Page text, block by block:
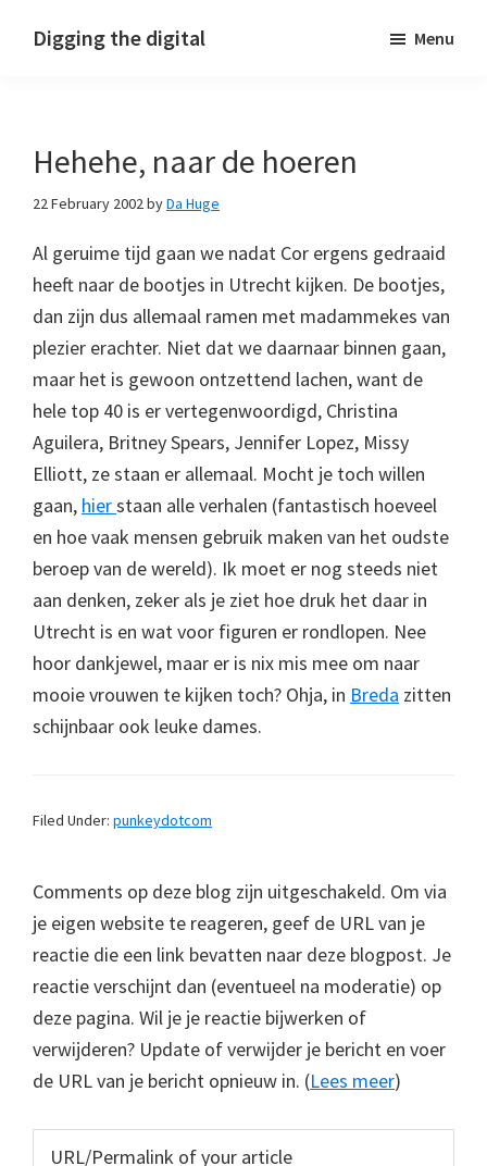
Digging the digital Menu
Hehehe, naar de hoeren
22 February 2002byDa Huge
Al geruime tijd gaan we nadat Cor ergens gedraaid
heeft naar de bootjes in Utrecht kijken. De bootjes,
dan zijn dus allemaal ramen met madammekes van
plezier erachter. Niet dat we daarnaar binnen gaan,
maar het is gewoon ontzettend lachen, want de
hele top 40 is er vertegenwoordigd, Christina
Aguilera, Britney Spears, Jennifer Lopez, Missy
Elliott, ze staan er allemaal. Mocht je toch willen
gaan, hierstaan alle verhalen (fantastisch hoeveel
en hoe vaak mensen gebruik maken van het oudste
beroep van de wereld). Ik moet er nog steeds niet
aan denken, zeker als je ziet hoe druk het daar in
Utrecht is en wat voor figuren er rondlopen. Nee
hoor dankjewel, maar er is nix mis mee om naar
mooie vrouwen te kijken toch? Ohja, in Breda zitten
schijnbaar ook leuke dames.
Filed Under: punkeydotcom
Comments op deze blog zijn uitgeschakeld. Om via
je eigen website te reageren, geef de URL van je
reactie die een link bevatten naar deze blogpost. Je
reactie verschijnt dan (eventueel na moderatie) op
deze pagina. Wil je je reactie bijwerken of
verwijderen? Update of verwijder je bericht en voer
de URL van je bericht opnieuw in. (Lees meer)